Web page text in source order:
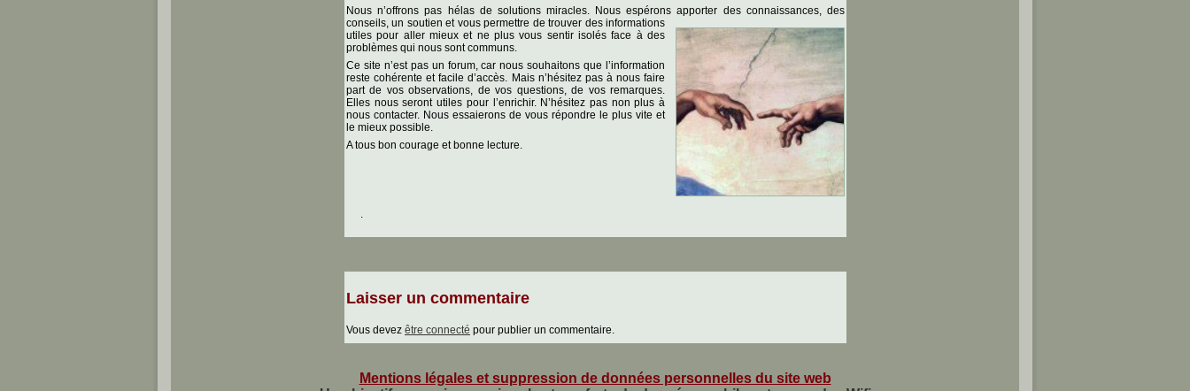
Nous n’offrons pas hélas de solutions miracles. Nous espérons apporter des connaissances, des
conseils, un soutien et vous permettre de trouver des informations
utiles pour aller mieux et ne plus vous sentir isolés face à des
problèmes qui nous sont communs.
Ce site n’est pas un forum, car nous souhaitons que l’information
reste cohérente et facile d’accès. Mais n’hésitez pas à nous faire
part de vos observations, de vos questions, de vos remarques.
Elles nous seront utiles pour l’enrichir. N’hésitez pas non plus à
nous contacter. Nous essaierons de vous répondre le plus vite et
le mieux possible.
A tous bon courage et bonne lecture.
Laisser un commentaire
Vous devez être connecté pour publier un commentaire.
Mentions légales et suppression de données personnelles du site web